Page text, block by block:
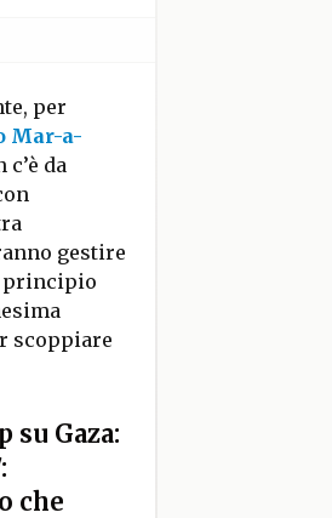
per
Mar-a-
da
gestire
principio
scoppiare
Gaza:
che